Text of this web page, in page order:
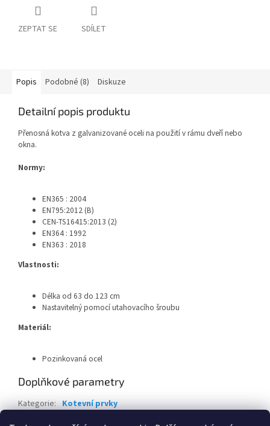
ZEPTAT SE SDÍLET
Popis Podobné (8) Diskuze
Detailní popis produktu
Přenosná kotva z galvanizované oceli na použití v rámu dveří nebo
okna.
Normy:
EN365 : 2004
EN795:2012 (B)
CEN-TS16415:2013 (2)
EN364 : 1992
EN363 : 2018
Vlastnosti:
Délka od 63 do 123 cm
Nastavitelný pomocí utahovacího šroubu
Materiál:
Pozinkovaná ocel
Doplňkové parametry
Kategorie: Kotevní prvky